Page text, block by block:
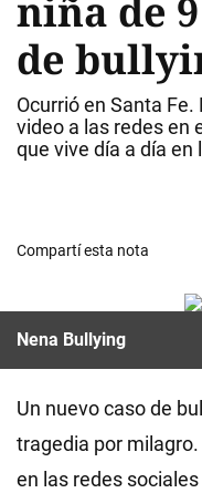
niña de
de
Ocurrió en Santa
video a las redes en
que vive día a día
Compartí esta nota
Nena Bullying
Un nuevo caso de
tragedia por
en las redes